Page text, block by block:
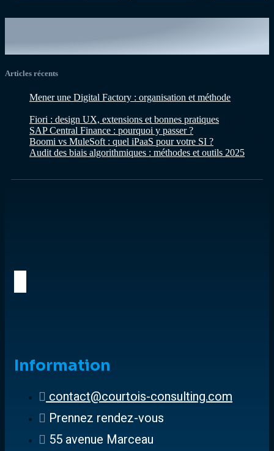
Articles récents
Mener une Digital Factory : organisation et méthode
Fiori : design UX, extensions et bonnes pratiques
SAP Central Finance : pourquoi y passer ?
Boomi vs MuleSoft : quel iPaaS pour votre SI ?
Audit des biais algorithmiques : méthodes et outils 2025
Information
contact@courtois-consulting.com
Prennez rendez-vous
55 avenue Marceau